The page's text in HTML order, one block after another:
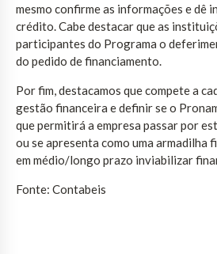
mesmo confirme as informações e dê
crédito. Cabe destacar que as
participantes do Programa o
do pedido de financiamento.
Por fim, destacamos que compete a
gestão financeira e definir se o
que permitirá a empresa passar por
ou se apresenta como uma armadilha
em médio/longo prazo inviabilizar
Fonte: Contabeis